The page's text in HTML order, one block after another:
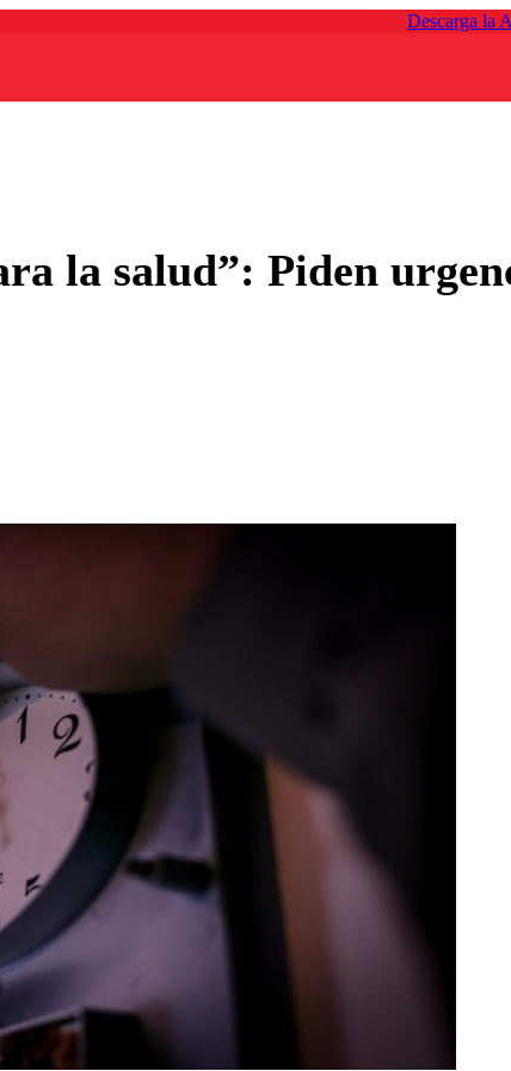
Descarga la
la salud”: Piden